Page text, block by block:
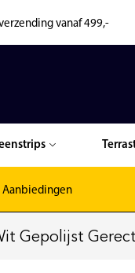
vanaf 499,-
Aanbiedingen
Gepolijst